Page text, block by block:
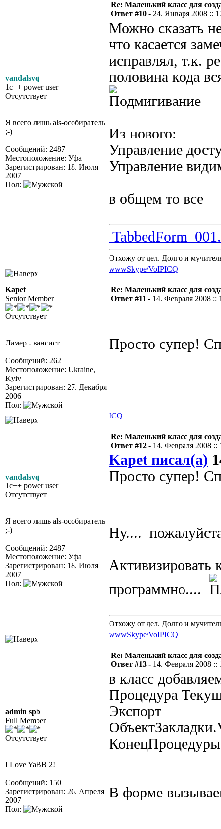
vandalsvq
1c++ power user
Отсутствует
Я всего лишь als-особиратель
;-)
Сообщений: 2487
Местоположение: Уфа
Зарегистрирован: 18. Июля
2007
Пол:
Re: Маленький класс для
Ответ #10 - 24. Января 2008 ::
Можно сказать
что касается
исправлял, т.к.
половина кода
Из нового:
Управление
Управление
в общем то все
Отхожу от дел. Долго и
wwwSkype/VoIPICQ
Kapet
Senior Member
Отсутствует
Ламер - вансист
Сообщений: 262
Местоположение: Ukraine,
Kyiv
Зарегистрирован: 27. Декабря
2006
Пол:
Re: Маленький класс для
Ответ #11 - 14. Февраля 2008 ::
Просто супер!
ICQ
vandalsvq
1c++ power user
Отсутствует
Я всего лишь als-особиратель
;-)
Сообщений: 2487
Местоположение: Уфа
Зарегистрирован: 18. Июля
2007
Пол:
Re: Маленький класс для
Ответ #12 - 14. Февраля 2008 ::
Kapet писал(а)
Просто супер!
Ну....
Активизировать
программно....
Отхожу от дел. Долго и
wwwSkype/VoIPICQ
admin spb
Full Member
Отсутствует
I Love YaBB 2!
Сообщений: 150
Зарегистрирован: 26. Апреля
2007
Пол:
Re: Маленький класс для
Ответ #13 - 14. Февраля 2008 ::
в класс
Процедура
Экспорт
КонецПроцедуры
В форме